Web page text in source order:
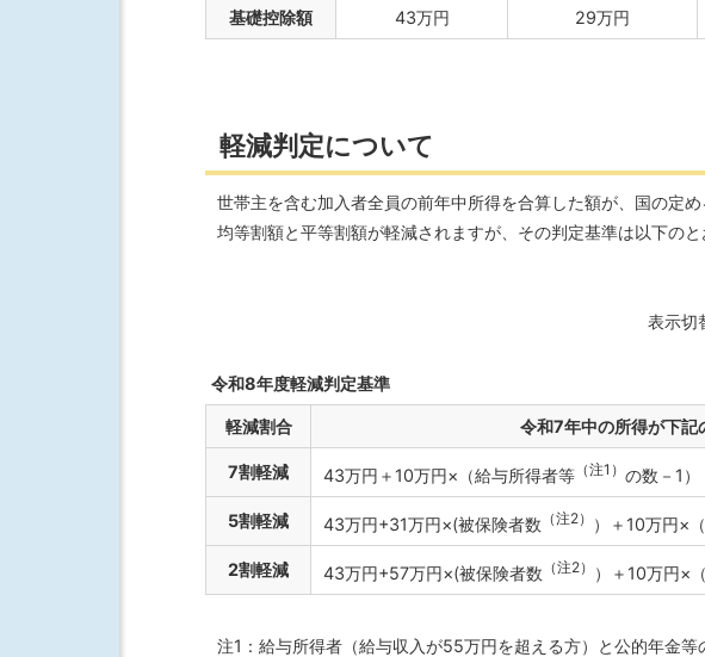
基礎控除額 43万円 29万円
軽減判定について
世帯主を含む加入者全員の前年中所得を合算した額が、国の定
均等割額と平等割額が軽減されますが、その判定基準は以下のと
表
表示切
令和8年度軽減判定基準
軽減割合 令和7年中の所得が下記
7割軽減 43万円＋10万円×（給与所得者等 （注1） の数－1）
5割軽減 43万円+31万円×(被保険者数 （注2） ）＋10万円×
2割軽減 43万円+57万円×(被保険者数 （注2） ）＋10万円×
注1：給与所得者（給与収入が55万円を超える方）と公的年金